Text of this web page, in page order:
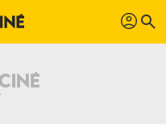
profil search